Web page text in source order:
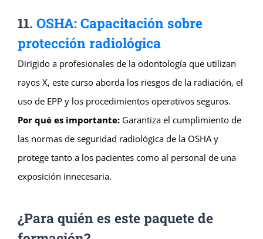
11. OSHA: Capacitación sobre
protección radiológica
Dirigido a profesionales de la odontología que utilizan
rayos X, este curso aborda los riesgos de la radiación, el
uso de EPP y los procedimientos operativos seguros.
Por qué es importante:Garantiza el cumplimiento de
las normas de seguridad radiológica de la OSHA y
protege tanto a los pacientes como al personal de una
exposición innecesaria.
¿Para quién es este paquete de